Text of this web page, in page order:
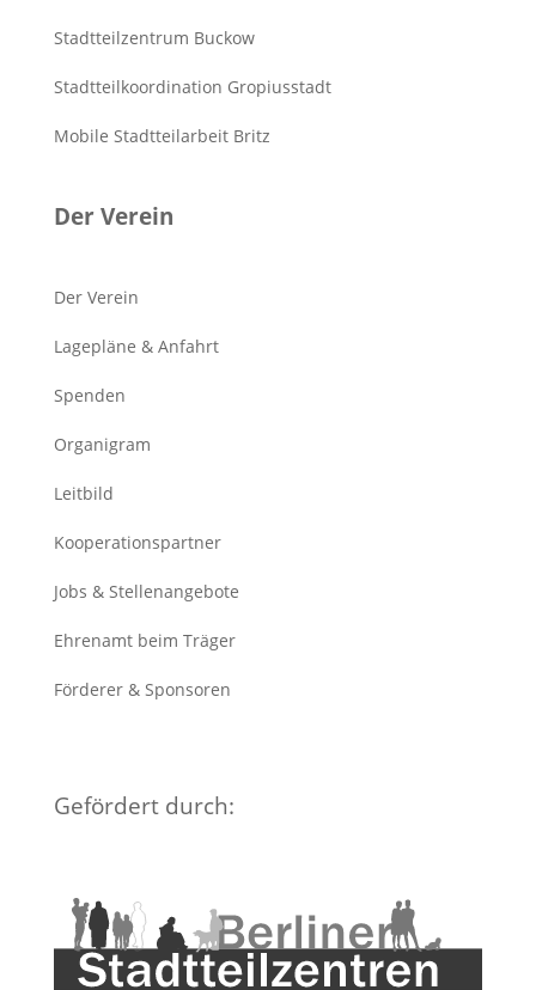
Stadtteilzentrum Buckow
Stadtteilkoordination Gropiusstadt
Mobile Stadtteilarbeit Britz
Der Verein
Der Verein
Lagepläne & Anfahrt
Spenden
Organigram
Leitbild
Kooperationspartner
Jobs & Stellenangebote
Ehrenamt beim Träger
Förderer & Sponsoren
Gefördert durch: